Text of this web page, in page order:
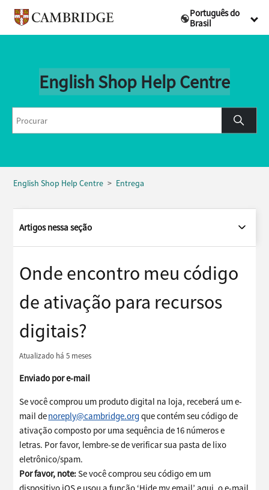
Português do
Brasil
English Shop Help Centre
English Shop Help Centre Entrega
Artigos nessa seção
Onde encontro meu código
de ativação para recursos
digitais?
Atualizado há 5 meses
Enviado por e-mail
Se você comprou um produto digital na loja, receberá um e-
mail denoreply@cambridge.orgque contém seu código de
ativação composto por uma sequência de 16 números e
letras. Por favor, lembre-se de verificar sua pasta de lixo
eletrônico/spam.
Por favor, note:Se você comprou seu código em um